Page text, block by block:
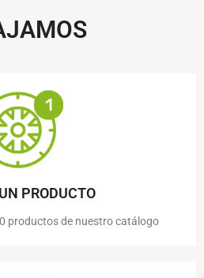
PRODUCTO
productos de nuestro catálogo